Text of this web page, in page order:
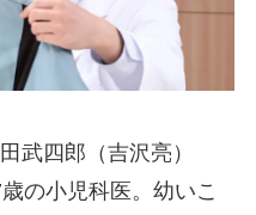
武四郎（吉沢亮）
の小児科医。幼いこ